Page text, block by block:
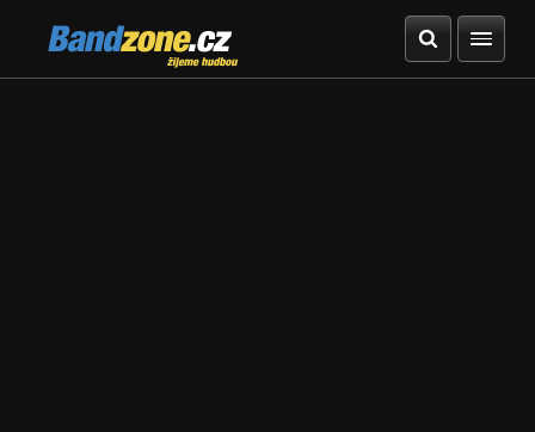
Bandzone.cz
žijeme hudbou